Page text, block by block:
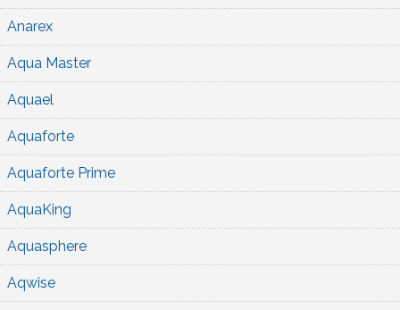
Anarex
Aqua Master
Aquael
Aquaforte
Aquaforte Prime
AquaKing
Aquasphere
Aqwise